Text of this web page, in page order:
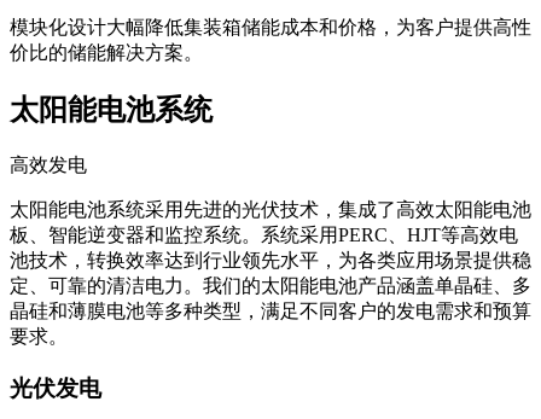
模块化设计大幅降低集装箱储能成本和价格，为客户提供高性
价比的储能解决方案。
太阳能电池系统
高效发电
太阳能电池系统采用先进的光伏技术，集成了高效太阳能电池
板、智能逆变器和监控系统。系统采用PERC、HJT等高效电
池技术，转换效率达到行业领先水平，为各类应用场景提供稳
定、可靠的清洁电力。我们的太阳能电池产品涵盖单晶硅、多
晶硅和薄膜电池等多种类型，满足不同客户的发电需求和预算
要求。
光伏发电